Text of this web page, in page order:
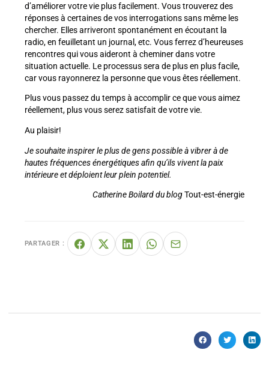
d’améliorer votre vie plus facilement. Vous trouverez des
réponses à certaines de vos interrogations sans même les
chercher. Elles arriveront spontanément en écoutant la
radio, en feuilletant un journal, etc. Vous ferrez d’heureuses
rencontres qui vous aideront à cheminer dans votre
situation actuelle. Le processus sera de plus en plus facile,
car vous rayonnerez la personne que vous êtes réellement.
Plus vous passez du temps à accomplir ce que vous aimez
réellement, plus vous serez satisfait de votre vie.
Au plaisir!
Je souhaite inspirer le plus de gens possible à vibrer à de
hautes fréquences énergétiques afin qu’ils vivent la paix
intérieure et déploient leur plein potentiel.
Catherine Boilard du blog Tout-est-énergie
PARTAGER :